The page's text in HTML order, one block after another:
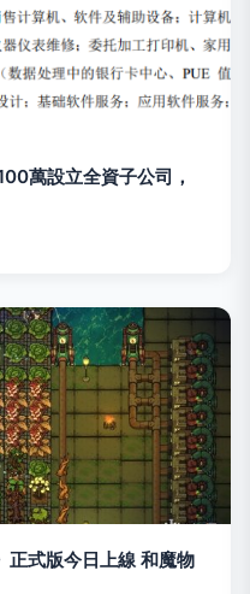
設立全資子公司，
正式版今日上線 和魔物